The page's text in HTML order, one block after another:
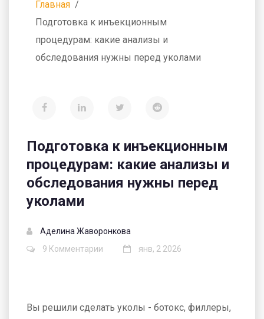
Главная
Подготовка к инъекционным
процедурам: какие анализы и
обследования нужны перед уколами
Подготовка к инъекционным
процедурам: какие анализы и
обследования нужны перед
уколами
Аделина Жаворонкова
9 Комментарии
янв, 2 2026
Вы решили сделать уколы - ботокс, филлеры,